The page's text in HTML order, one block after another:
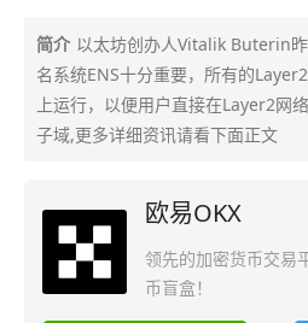
简介 以太坊创办人Vitalik Buterin
名系统ENS十分重要，所有的
上运行，以便用户直接在Layer2网
子域,更多详细资讯请看下面正文
欧易OKX
领先的加密货币交易
币盲盒！